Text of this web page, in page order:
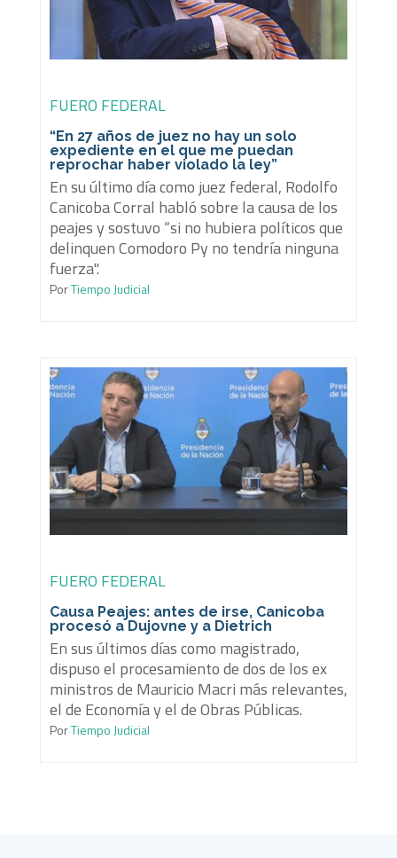
FUERO FEDERAL
“En 27 años de juez no hay un solo
expediente en el que me puedan
reprochar haber violado la ley”
En su último día como juez federal, Rodolfo
Canicoba Corral habló sobre la causa de los
peajes y sostuvo “si no hubiera políticos que
delinquen Comodoro Py no tendría ninguna
fuerza".
PorTiempo Judicial
FUERO FEDERAL
Causa Peajes: antes de irse, Canicoba
procesó a Dujovne y a Dietrich
En sus últimos días como magistrado,
dispuso el procesamiento de dos de los ex
ministros de Mauricio Macri más relevantes,
el de Economía y el de Obras Públicas.
PorTiempo Judicial